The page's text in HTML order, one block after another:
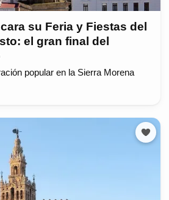
su Feria y Fiestas del
el gran final del
popular en la Sierra Morena